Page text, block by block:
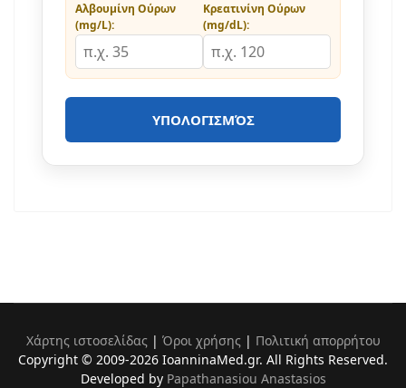
Αλβουμίνη Ούρων
(mg/L):
Κρεατινίνη Ούρων
(mg/dL):
ΥΠΟΛΟΓΙΣΜΌΣ
Χάρτης ιστοσελίδας| Όροι χρήσης| Πολιτική απορρήτου
Copyright © 2009-2026 IoanninaMed.gr. All Rights Reserved.
Developed by Papathanasiou Anastasios